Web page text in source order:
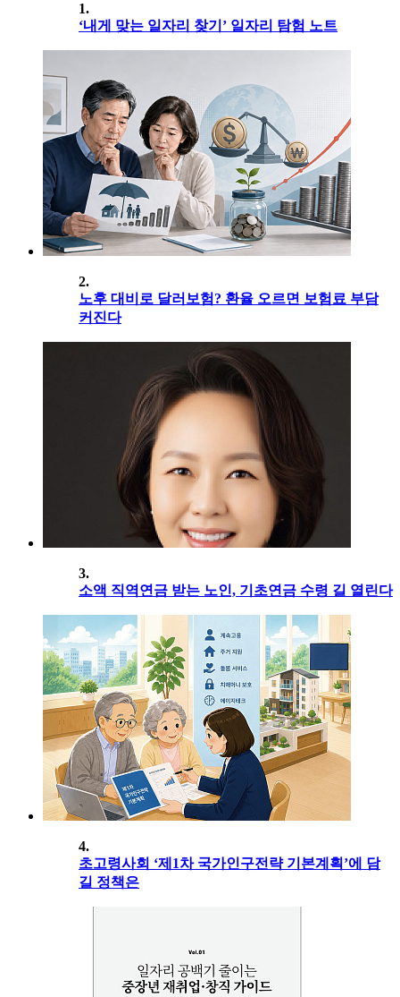
1.
‘내게 맞는 일자리 찾기’ 일자리 탐험 노트
2.
노후 대비로 달러보험? 환율 오르면 보험료 부담
커진다
3.
소액 직역연금 받는 노인, 기초연금 수령 길 열린다
4.
초고령사회 ‘제1차 국가인구전략 기본계획’에 담
길 정책은